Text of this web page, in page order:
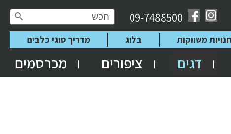
09-7488500
חנויות משווקות בלוג מדריך סוגי כלבים
דגים ציפורים מכרסמים